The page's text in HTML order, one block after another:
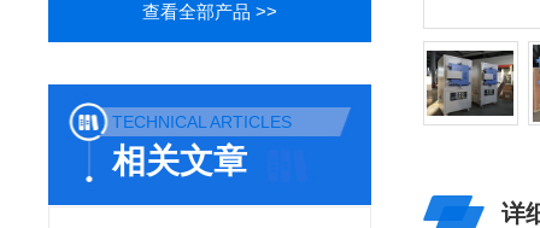
查看全部产品 >>
TECHNICAL ARTICLES
相关文章
详